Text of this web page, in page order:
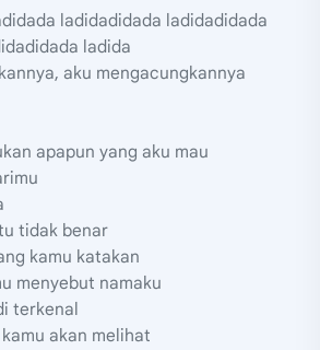
ladidadidada ladidadidada
ladida
aku mengacungkannya
apapun yang aku mau
tidak benar
kamu katakan
menyebut namaku
terkenal
akan melihat